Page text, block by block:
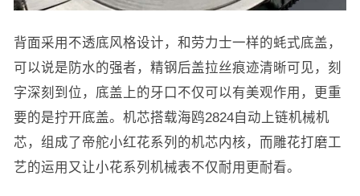
背面采用不透底风格设计，和劳力士一样的蚝式底盖，
可以说是防水的强者，精钢后盖拉丝痕迹清晰可见，刻
字深刻到位，底盖上的牙口不仅可以有美观作用，更重
要的是拧开底盖。机芯搭载海鸥2824自动上链机械机
芯，组成了帝舵小红花系列的机芯内核，而雕花打磨工
艺的运用又让小花系列机械表不仅耐用更耐看。